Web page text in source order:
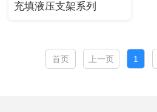
充填液压支架系列
首页 上一页 1